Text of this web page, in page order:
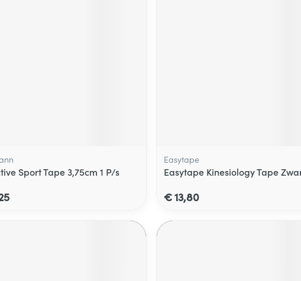
Sport Tape 3,75cm 1 P/s
Easytape
Easytape Kinesiology Tape
€ 13,80